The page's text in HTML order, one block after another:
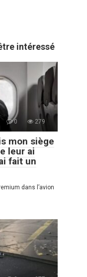
intéressé
0 279
mon siège
leur ai
fait un
dans l’avion